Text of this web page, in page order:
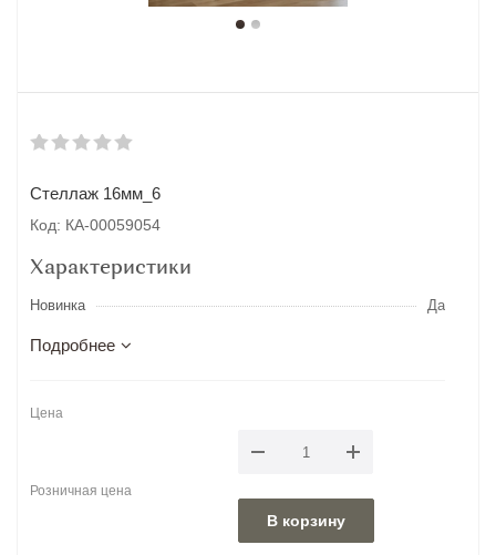
Стеллаж 16мм_6
Код: КА-00059054
Характеристики
Новинка Да
Подробнее
Цена
Розничная цена
В корзину